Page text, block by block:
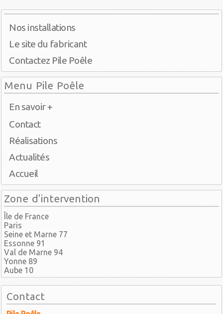
Nos installations
Le site du fabricant
Contactez Pile Poêle
Menu Pile Poêle
En savoir +
Contact
Réalisations
Actualités
Accueil
Zone d'intervention
Île de France
Paris
Seine et Marne 77
Essonne 91
Val de Marne 94
Yonne 89
Aube 10
Contact